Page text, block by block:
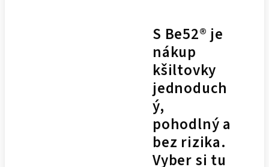
S Be52® je
nákup
kšiltovky
jednoduch
ý,
pohodlný a
bez rizika.
Vyber si tu